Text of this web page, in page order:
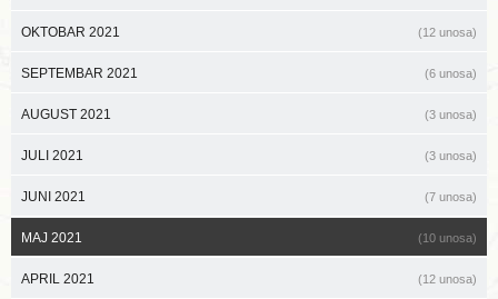
OKTOBAR 2021 (12 unosa)
SEPTEMBAR 2021 (6 unosa)
AUGUST 2021 (3 unosa)
JULI 2021 (3 unosa)
JUNI 2021 (7 unosa)
MAJ 2021 (10 unosa)
APRIL 2021 (12 unosa)